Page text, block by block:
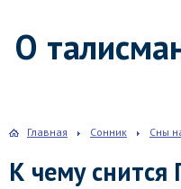
О
Главная Сонник Сны
К чему снится